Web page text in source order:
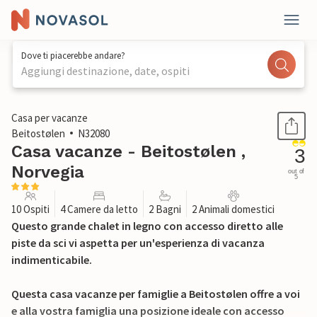
Dove ti piacerebbe andare?
Aggiungi destinazione, date, ospiti
1 / 17
Casa per vacanze
Beitostølen
N32080
Casa vacanze - Beitostølen ,
Norvegia
3
out of
5
10 Ospiti 4 Camere da letto 2 Bagni 2 Animali domestici
Questo grande chalet in legno con accesso diretto alle
piste da sci vi aspetta per un'esperienza di vacanza
indimenticabile.
Questa casa vacanze per famiglie a Beitostølen offre a voi
e alla vostra famiglia una posizione ideale con accesso